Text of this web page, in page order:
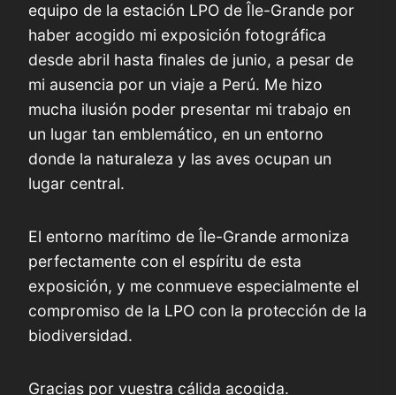
equipo de la estación LPO de Île-Grande por
haber acogido mi exposición fotográfica
desde abril hasta finales de junio, a pesar de
mi ausencia por un viaje a Perú. Me hizo
mucha ilusión poder presentar mi trabajo en
un lugar tan emblemático, en un entorno
donde la naturaleza y las aves ocupan un
lugar central.
El entorno marítimo de Île-Grande armoniza
perfectamente con el espíritu de esta
exposición, y me conmueve especialmente el
compromiso de la LPO con la protección de la
biodiversidad.
Gracias por vuestra cálida acogida.